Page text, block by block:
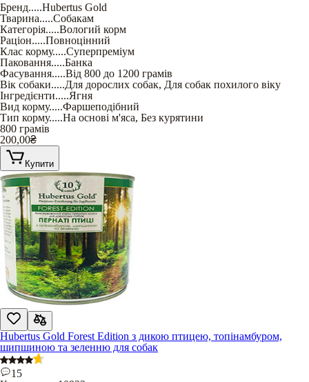
Бренд.....Hubertus Gold
Тварина.....Собакам
Категорія.....Вологий корм
Раціон.....Повноцінний
Клас корму.....Суперпреміум
Паковання.....Банка
Фасування.....Від 800 до 1200 грамів
Вік собаки.....Для дорослих собак, Для собак похилого віку
Інгредієнти.....Ягня
Вид корму.....Фаршеподібний
Тип корму.....На основі м'яса, Без курятини
800 грамів
200,00₴
Купити
Hubertus Gold Forest Edition з дикою птицею, топінамбуром,
шипшиною та зеленню для собак
15